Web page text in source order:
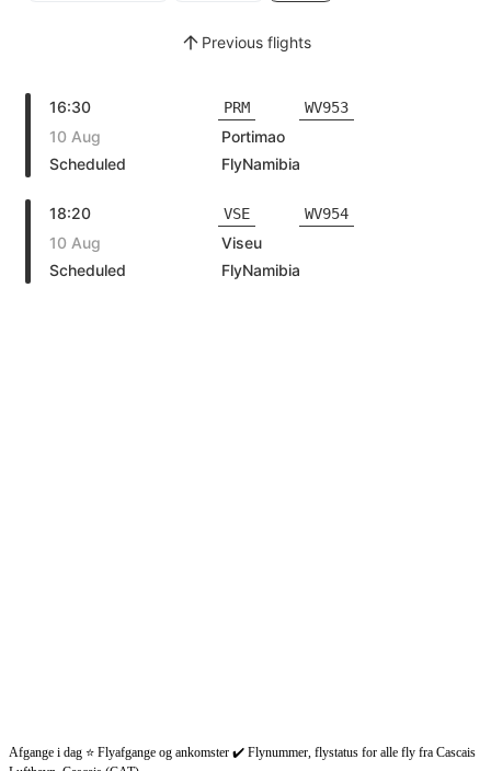
Afgange i dag ⭐ Flyafgange og ankomster ✔️ Flynummer, flystatus for alle fly fra Cascais